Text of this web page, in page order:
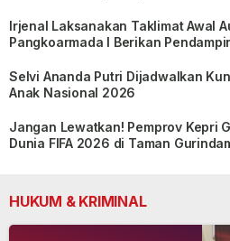
Irjenal Laksanakan Taklimat Awal
Pangkoarmada I Berikan
Selvi Ananda Putri Dijadwalkan
Anak Nasional 2026
Jangan Lewatkan! Pemprov Kepri
Dunia FIFA 2026 di Taman
HUKUM & KRIMINAL